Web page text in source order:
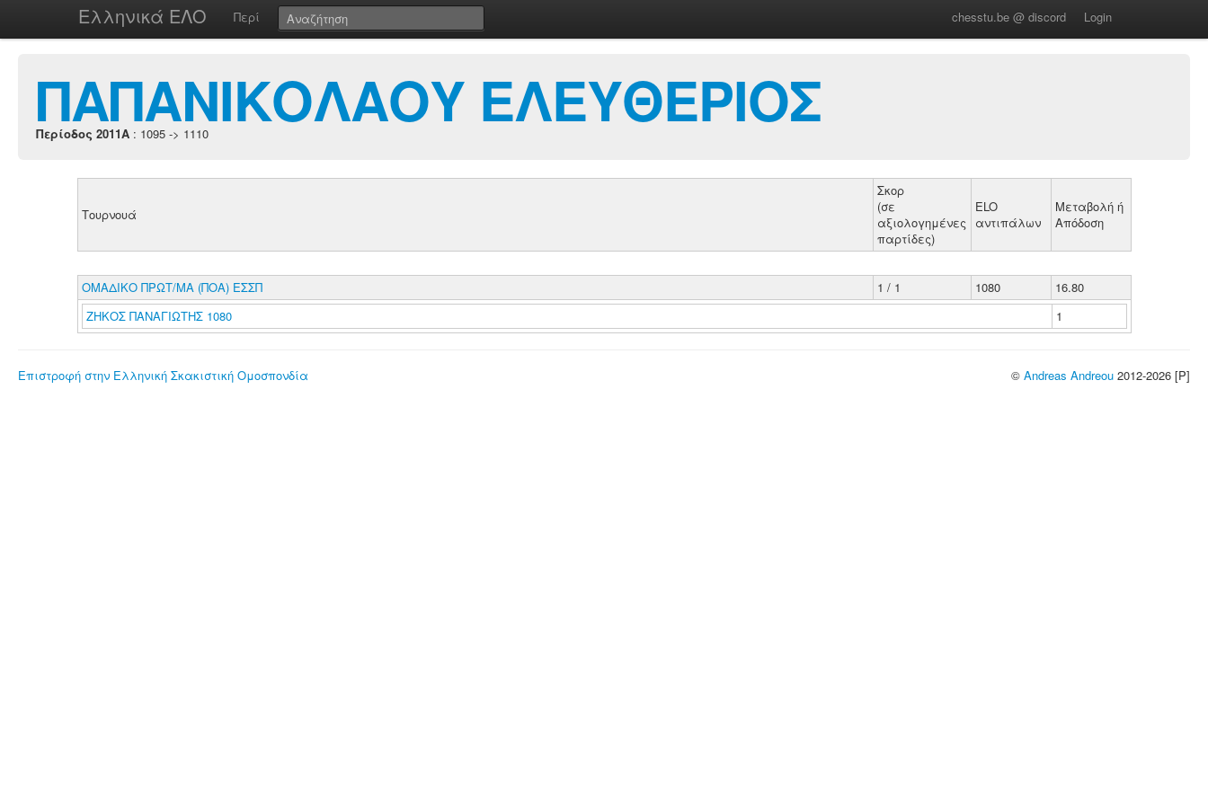
Ελληνικά ΕΛΟ Περί chesstu.be @ discord Login
ΠΑΠΑΝΙΚΟΛΑΟΥ ΕΛΕΥΘΕΡΙΟΣ
Περίοδος 2011A : 1095 -> 1110
Τουρνουά
Σκορ
(σε
αξιολογημένες
παρτίδες)
ELO
αντιπάλων
Μεταβολή ή
Απόδοση
ΟΜΑΔΙΚΟ ΠΡΩΤ/ΜΑ (ΠΟΑ) ΕΣΣΠ 1 / 1 1080
16.80
ΖΗΚΟΣ ΠΑΝΑΓΙΩΤΗΣ 1080
1
Επιστροφή στην Ελληνική Σκακιστική Ομοσπονδία © Andreas Andreou 2012-2026 [P]